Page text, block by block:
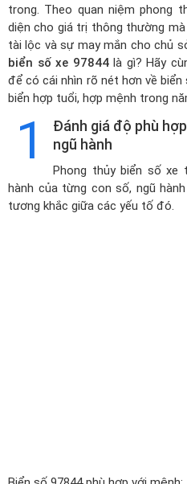
trong. Theo quan niệm phong
diện cho giá trị thông thường
tài lộc và sự may mắn cho chủ
biển số xe 97844là gì? Hãy
để có cái nhìn rõ nét hơn về
biển hợp tuổi, hợp mệnh trong
1
Đánh giá độ phù
ngũ hành
Phong thủy biển số xe
hành của từng con số, ngũ
tương khắc giữa các yếu tố đó.